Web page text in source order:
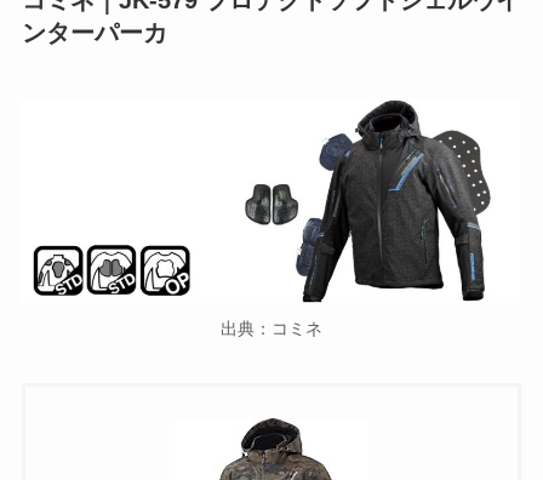
ンターパーカ
出典：コミネ